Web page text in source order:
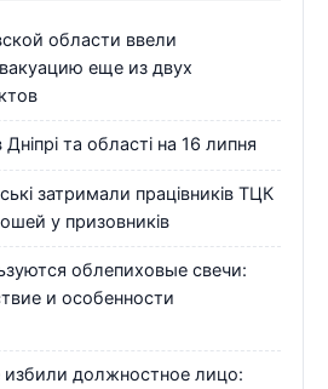
области ввели
еще из двух
та області на 16 липня
затримали працівників ТЦК
у призовників
облепиховые свечи:
и особенности
избили должностное лицо: